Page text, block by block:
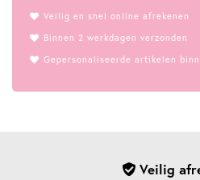
Veilig en snel online afrekenen
Binnen 2 werkdagen verzonden
Gepersonaliseerde artikelen
Veilig